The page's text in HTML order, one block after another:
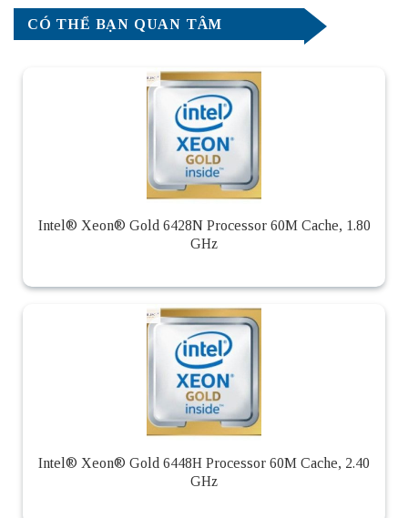
CÓ THỂ BẠN QUAN TÂM
Intel® Xeon® Gold 6428N Processor 60M Cache, 1.80
GHz
Intel® Xeon® Gold 6448H Processor 60M Cache, 2.40
GHz